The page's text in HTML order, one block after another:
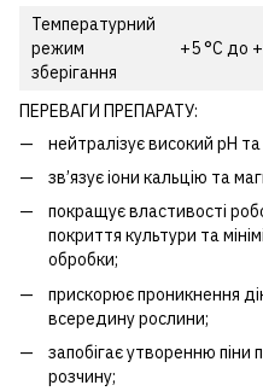
Температурний
режим
зберігання
+5 °С до
ПЕРЕВАГИ ПРЕПАРАТУ:
нейтралізує високий pH
зв’язує іони кальцію та
покращує властивості
покриття культури та
обробки;
прискорює проникнення
всередину рослини;
запобігає утворенню піни
розчину;